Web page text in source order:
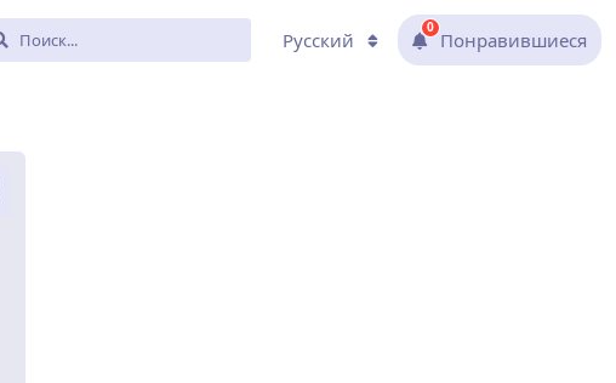
Русский
0
Понравившиеся